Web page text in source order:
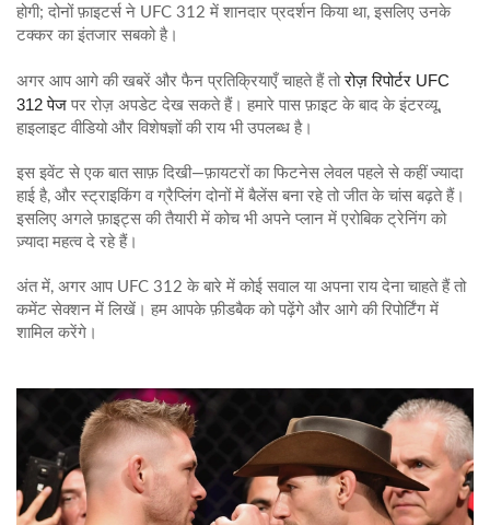
होगी; दोनों फ़ाइटर्स ने UFC 312 में शानदार प्रदर्शन किया था, इसलिए उनके
टक्कर का इंतजार सबको है।
अगर आप आगे की खबरें और फैन प्रतिक्रियाएँ चाहते हैं तोरोज़ रिपोर्टर UFC
312 पेज पर रोज़ अपडेट देख सकते हैं। हमारे पास फ़ाइट के बाद के इंटरव्यू,
हाइलाइट वीडियो और विशेषज्ञों की राय भी उपलब्ध है।
इस इवेंट से एक बात साफ़ दिखी—फ़ायटरों का फिटनेस लेवल पहले से कहीं ज्यादा
हाई है, और स्ट्राइकिंग व ग्रैप्लिंग दोनों में बैलेंस बना रहे तो जीत के चांस बढ़ते हैं।
इसलिए अगले फ़ाइट्स की तैयारी में कोच भी अपने प्लान में एरोबिक ट्रेनिंग को
ज़्यादा महत्व दे रहे हैं।
अंत में, अगर आप UFC 312 के बारे में कोई सवाल या अपना राय देना चाहते हैं तो
कमेंट सेक्शन में लिखें। हम आपके फ़ीडबैक को पढ़ेंगे और आगे की रिपोर्टिंग में
शामिल करेंगे।